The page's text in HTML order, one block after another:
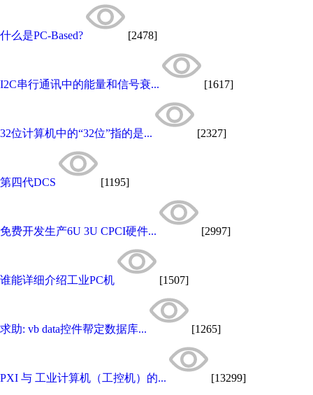
什么是PC-Based? [2478]
I2C串行通讯中的能量和信号衰... [1617]
32位计算机中的“32位”指的是... [2327]
第四代DCS [1195]
免费开发生产6U 3U CPCI硬件... [2997]
谁能详细介绍工业PC机 [1507]
求助: vb data控件帮定数据库... [1265]
PXI 与 工业计算机（工控机）的... [13299]